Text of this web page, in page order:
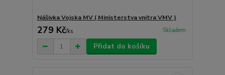
Nášivka Vojska MV ( Ministerstva vnitra VMV )
279 Kč/ks Skladem
Přidat do košíku